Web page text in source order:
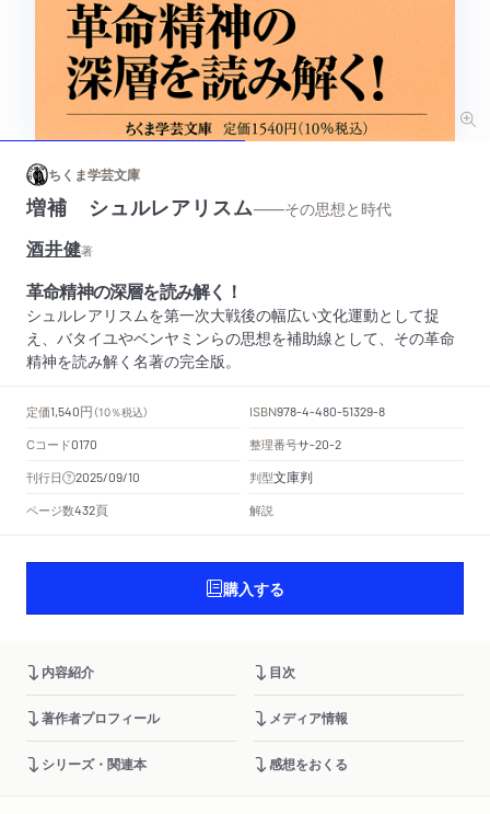
ちくま学芸文庫
増補 シュルレアリスム——その思想と時代
酒井健著
革命精神の深層を読み解く！
シュルレアリスムを第一次大戦後の幅広い文化運動として捉
え、バタイユやベンヤミンらの思想を補助線として、その革命
精神を読み解く名著の完全版。
定価1,540円 （10％税込） ISBN978-4-480-51329-8
Cコード0170 整理番号サ-20-2
刊行日 2025/09/10 判型文庫判
ページ数432頁 解説
購入する
内容紹介 目次
著作者プロフィール メディア情報
シリーズ・関連本 感想をおくる